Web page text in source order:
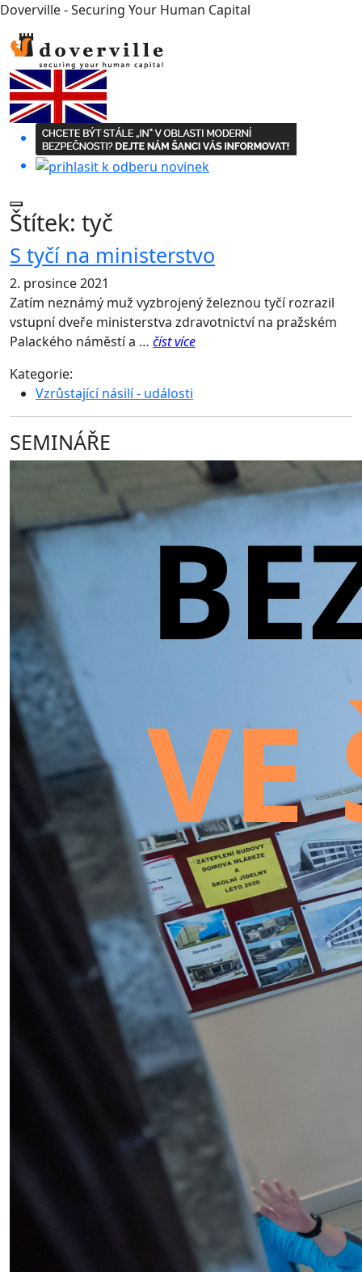
Doverville - Securing Your Human Capital
Štítek: tyč
S tyčí na ministerstvo
2. prosince 2021
Zatím neznámý muž vyzbrojený železnou tyčí rozrazil
vstupní dveře ministerstva zdravotnictví na pražském
Palackého náměstí a … číst více
Kategorie:
Vzrůstající násilí - události
SEMINÁŘE